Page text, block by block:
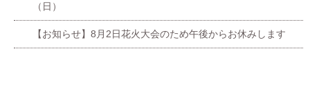
（日）
【お知らせ】8月2日花火大会のため午後からお休みします